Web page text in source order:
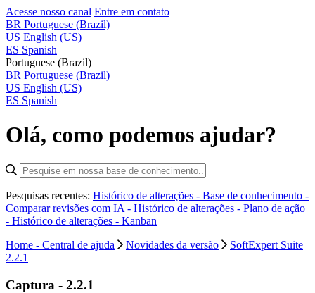
Acesse nosso canal Entre em contato
BR Portuguese (Brazil)
US English (US)
ES Spanish
Portuguese (Brazil)
BR Portuguese (Brazil)
US English (US)
ES Spanish
Olá, como podemos ajudar?
Pesquisas recentes: Histórico de alterações - Base de conhecimento -
Comparar revisões com IA - Histórico de alterações - Plano de ação
- Histórico de alterações - Kanban
Home - Central de ajuda
Novidades da versão
SoftExpert Suite
2.2.1
Captura - 2.2.1